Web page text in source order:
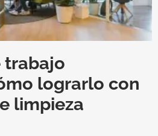
trabajo
lograrlo con
limpieza